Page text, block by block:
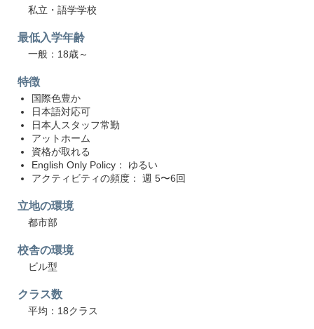
私立・語学学校
最低入学年齢
一般：18歳～
特徴
国際色豊か
日本語対応可
日本人スタッフ常勤
アットホーム
資格が取れる
English Only Policy： ゆるい
アクティビティの頻度： 週 5〜6回
立地の環境
都市部
校舎の環境
ビル型
クラス数
平均：18クラス